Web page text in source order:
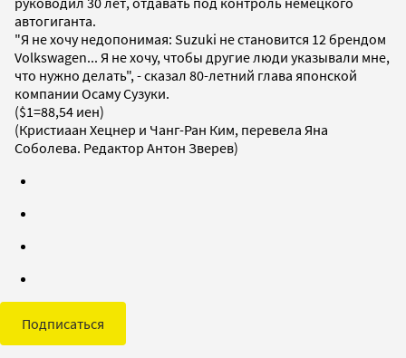
автогиганта.
"Я не хочу недопонимая: Suzuki не становится 12 брендом
Volkswagen... Я не хочу, чтобы другие люди указывали мне,
что нужно делать", - сказал 80-летний глава японской
компании Осаму Сузуки.
($1=88,54 иен)
(Кристиаан Хецнер и Чанг-Ран Ким, перевела Яна
Соболева. Редактор Антон Зверев)
Подписаться